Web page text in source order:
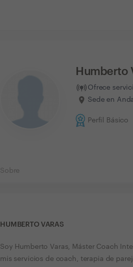
Humberto
Ofrece
Sede en
Perfil Básico
Sobre
HUMBERTO VARAS
Soy Humberto Varas, Máster Coach
mis servicios de coach, terapia de